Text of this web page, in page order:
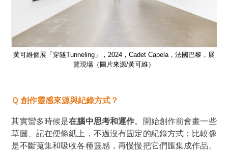
黃可維個展「穿隧Tunneling」，2024，Cadet Capela，法國巴黎，展
覽現場（圖片來源/黃可維）
Ｑ 創作靈感來源與紀錄方式？
其實蠻多時候是在腦中思考和運作。開始創作前會畫一些
草圖、記在便條紙上，不過沒有固定的紀錄方式；比較像
是不斷蒐集和吸收各種靈感，再慢慢把它們匯集成作品。